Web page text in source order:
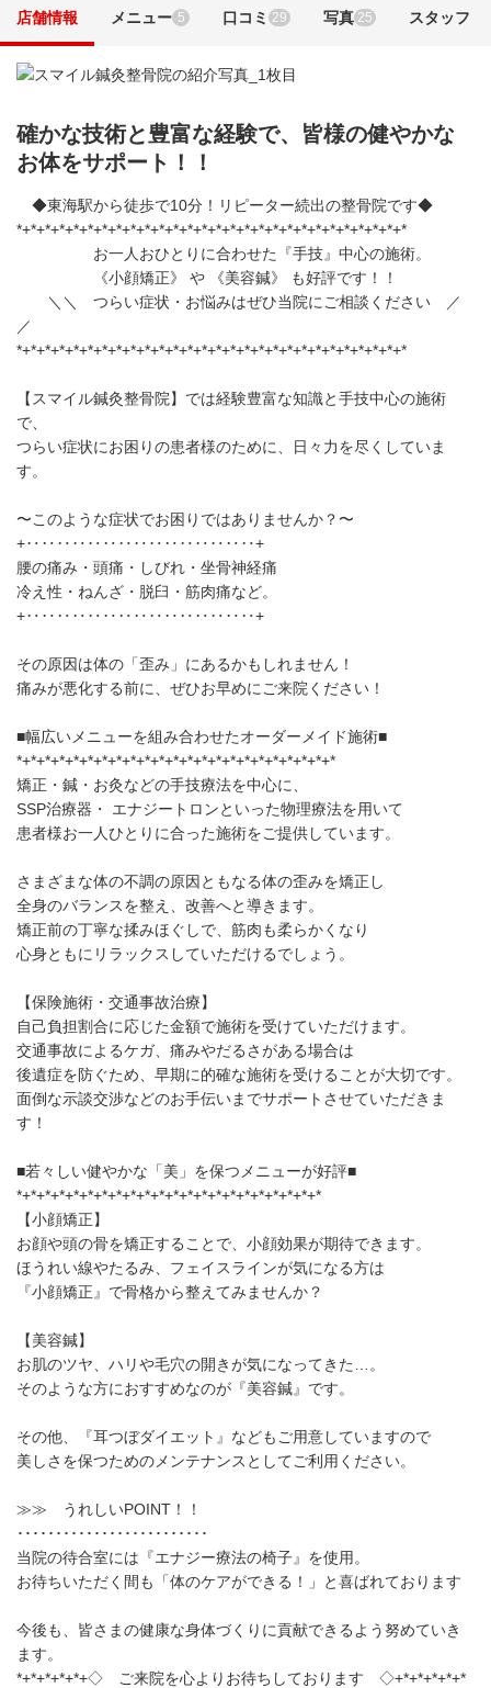
店舗情報 メニュー 5 口コミ 29 写真 25 スタッフ
確かな技術と豊富な経験で、皆様の健やかな
お体をサポート！！
◆東海駅から徒歩で10分！リピーター続出の整骨院です◆
*+*+*+*+*+*+*+*+*+*+*+*+*+*+*+*+*+*+*+*+*+*+*+*+*+*+*+*
お一人おひとりに合わせた『手技』中心の施術。
《小顔矯正》 や 《美容鍼》 も好評です！！
＼＼ つらい症状・お悩みはぜひ当院にご相談ください ／
／
*+*+*+*+*+*+*+*+*+*+*+*+*+*+*+*+*+*+*+*+*+*+*+*+*+*+*+*
【スマイル鍼灸整骨院】では経験豊富な知識と手技中心の施術
で、
つらい症状にお困りの患者様のために、日々力を尽くしていま
す。
〜このような症状でお困りではありませんか？〜
+‥‥‥‥‥‥‥‥‥‥‥‥‥‥‥+
腰の痛み・頭痛・しびれ・坐骨神経痛
冷え性・ねんざ・脱臼・筋肉痛など。
+‥‥‥‥‥‥‥‥‥‥‥‥‥‥‥+
その原因は体の「歪み」にあるかもしれません！
痛みが悪化する前に、ぜひお早めにご来院ください！
■幅広いメニューを組み合わせたオーダーメイド施術■
*+*+*+*+*+*+*+*+*+*+*+*+*+*+*+*+*+*+*+*+*+*+*
矯正・鍼・お灸などの手技療法を中心に、
SSP治療器・ エナジートロンといった物理療法を用いて
患者様お一人ひとりに合った施術をご提供しています。
さまざまな体の不調の原因ともなる体の歪みを矯正し
全身のバランスを整え、改善へと導きます。
矯正前の丁寧な揉みほぐしで、筋肉も柔らかくなり
心身ともにリラックスしていただけるでしょう。
【保険施術・交通事故治療】
自己負担割合に応じた金額で施術を受けていただけます。
交通事故によるケガ、痛みやだるさがある場合は
後遺症を防ぐため、早期に的確な施術を受けることが大切です。
面倒な示談交渉などのお手伝いまでサポートさせていただきま
す！
■若々しい健やかな「美」を保つメニューが好評■
*+*+*+*+*+*+*+*+*+*+*+*+*+*+*+*+*+*+*+*+*+*
【小顔矯正】
お顔や頭の骨を矯正することで、小顔効果が期待できます。
ほうれい線やたるみ、フェイスラインが気になる方は
『小顔矯正』で骨格から整えてみませんか？
【美容鍼】
お肌のツヤ、ハリや毛穴の開きが気になってきた…。
そのような方におすすめなのが『美容鍼』です。
その他、『耳つぼダイエット』などもご用意していますので
美しさを保つためのメンテナンスとしてご利用ください。
≫≫ うれしいPOINT！！
･････････････････････････
当院の待合室には『エナジー療法の椅子』を使用。
お待ちいただく間も「体のケアができる！」と喜ばれております
今後も、皆さまの健康な身体づくりに貢献できるよう努めていき
ます。
*+*+*+*+*+◇ ご来院を心よりお待ちしております ◇+*+*+*+*+*